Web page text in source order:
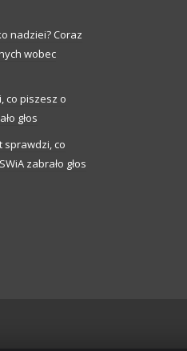
nadziei? Coraz
wobec
co piszesz o
głos
sprawdzi, co
zabrało głos